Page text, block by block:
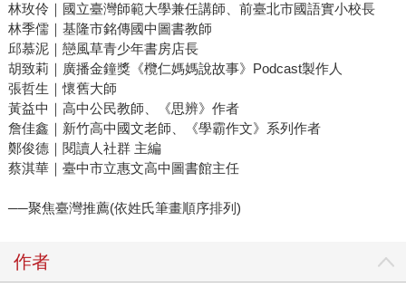
林玫伶｜國立臺灣師範大學兼任講師、前臺北市國語實小校長
林季儒｜基隆市銘傳國中圖書教師
邱慕泥｜戀風草青少年書房店長
胡致莉｜廣播金鐘獎《欖仁媽媽說故事》Podcast製作人
張哲生｜懷舊大師
黃益中｜高中公民教師、《思辨》作者
詹佳鑫｜新竹高中國文老師、《學霸作文》系列作者
鄭俊德｜閱讀人社群 主編
蔡淇華｜臺中市立惠文高中圖書館主任
──聚焦臺灣推薦(依姓氏筆畫順序排列)
作者